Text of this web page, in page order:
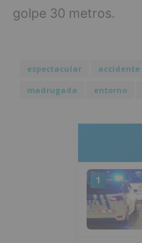
golpe 30 metros.
espectacular accidente
madrugada
entorno
1